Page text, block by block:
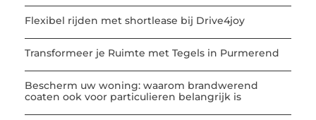
Flexibel rijden met shortlease bij Drive4joy
Transformeer je Ruimte met Tegels in Purmerend
Bescherm uw woning: waarom brandwerend
coaten ook voor particulieren belangrijk is